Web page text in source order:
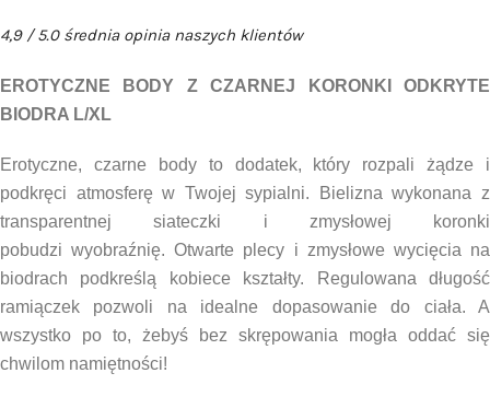
4,9 / 5.0 średnia opinia naszych klientów
EROTYCZNE BODY Z CZARNEJ KORONKI ODKRYTE
BIODRA L/XL
Erotyczne, czarne body to dodatek, który rozpali żądze i
podkręci atmosferę w Twojej sypialni. Bielizna wykonana z
transparentnej siateczki i zmysłowej koronki
pobudziwyobraźnię. Otwarte plecy i zmysłowe wycięcia na
biodrach podkreślą kobiece kształty. Regulowana długość
ramiączek pozwoli na idealne dopasowanie do ciała. A
wszystko po to, żebyś bez skrępowania mogła oddać się
chwilom namiętności!